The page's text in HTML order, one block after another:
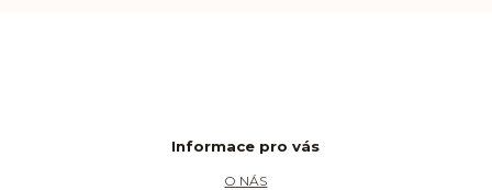
Informace pro vás
O NÁS